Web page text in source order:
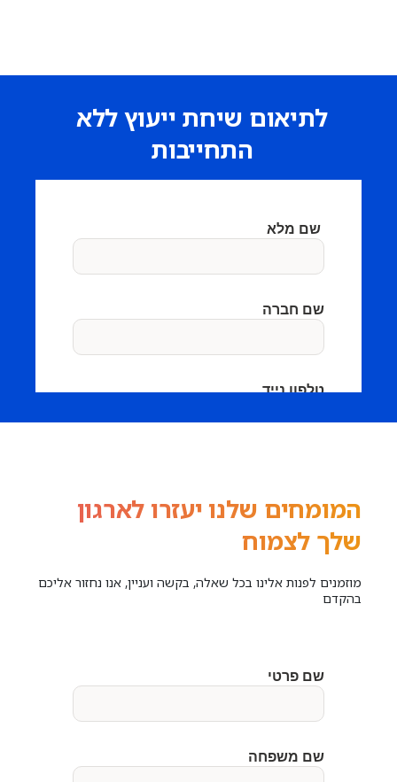
לתיאום שיחת ייעוץ ללא
התחייבות
המומחים שלנו יעזרו לארגון
שלך לצמוח
מוזמנים לפנות אלינו בכל שאלה, בקשה ועניין, אנו נחזור אליכם
בהקדם